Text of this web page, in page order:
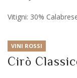
Vitigni: 30%
VINI ROSSI
Cirò